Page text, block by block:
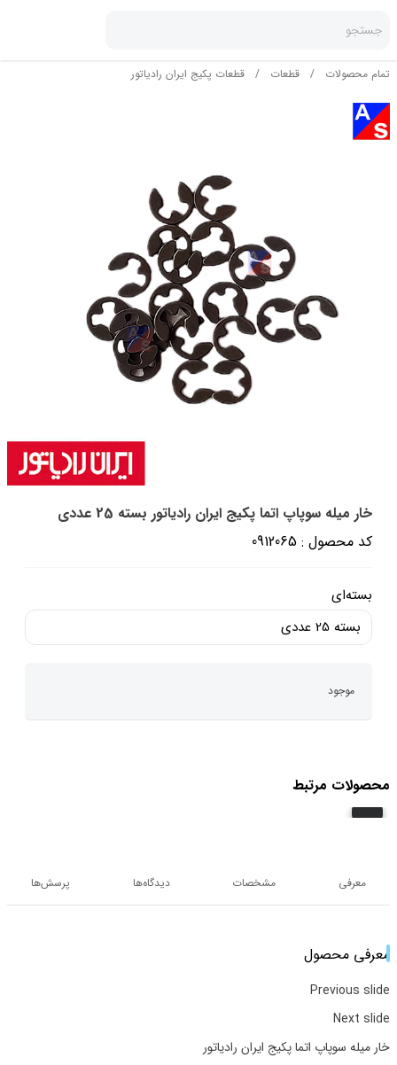
جستجو
تمام محصولات / قطعات / قطعات پکیج ایران رادیاتور
خار میله سوپاپ اتما پکیج ایران رادیاتور بسته 25 عددی
کد محصول : 0912065
بسته‌ای
بسته 25 عددی
موجود
محصولات مرتبط
معرفی مشخصات دیدگاه‌ها پرسش‌ها
معرفی محصول
Previous slide
Next slide
خار میله سوپاپ اتما پکیج ایران رادیاتور